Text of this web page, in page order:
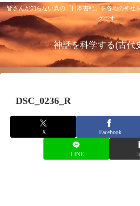
皆さんが知らない真の「日本書紀」を各地の神社
グです。
神話を科学する(古代
DSC_0236_R
X Facebook
LINE